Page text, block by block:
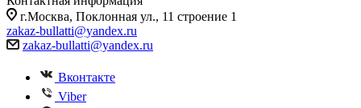
г.Москва, Поклонная ул., 11 строение 1
zakaz-bullatti@yandex.ru
zakaz-bullatti@yandex.ru
Вконтакте
Viber